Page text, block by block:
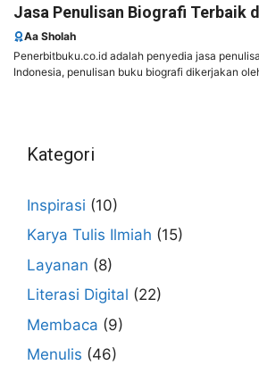
Jasa Penulisan Biografi Terbaik
Aa Sholah
Penerbitbuku.co.id adalah penyedia jasa
Indonesia, penulisan buku biografi dikerjakan
Kategori
Inspirasi (10)
Karya Tulis Ilmiah (15)
Layanan (8)
Literasi Digital (22)
Membaca (9)
Menulis (46)